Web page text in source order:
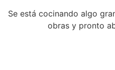
Se está cocinando algo
obras y pronto